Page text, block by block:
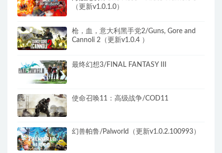
（更新v1.0.1.0）
枪，血，意大利黑手党2/Guns, Gore and
Cannoli 2（更新v1.0.4 ）
最终幻想3/FINAL FANTASY III
使命召唤11：高级战争/COD11
幻兽帕鲁/Palworld（更新v1.0.2.100993）